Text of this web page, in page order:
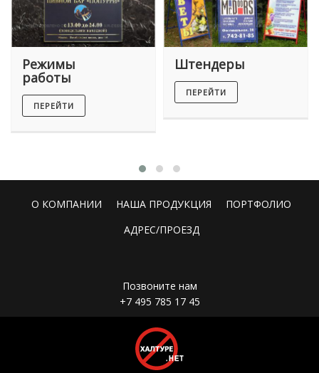
Режимы
работы
ПЕРЕЙТИ
Штендеры
ПЕРЕЙТИ
О КОМПАНИИ НАША ПРОДУКЦИЯ
ПОРТФОЛИО
АДРЕС/ПРОЕЗД
Позвоните нам
+7 495 785 17 45